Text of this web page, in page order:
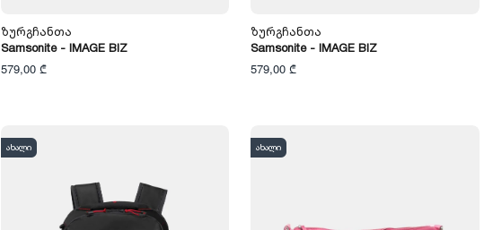
Ზურგჩანთა
Samsonite - IMAGE BIZ
579,00 ₾
Ზურგჩანთა
Samsonite - IMAGE BIZ
579,00 ₾
ახალი ახალი